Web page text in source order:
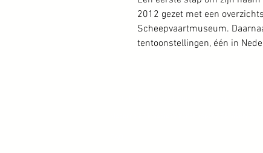
2012 gezet met een
Scheepvaartmuseum.
tentoonstellingen, één in